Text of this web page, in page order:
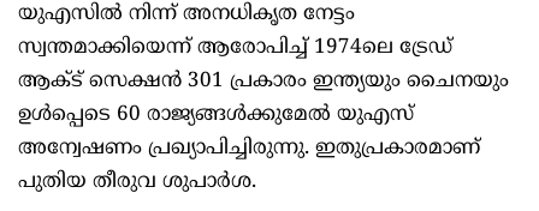
യുഎസിൽ‌ നിന്ന് അനധികൃത നേട്ടം
സ്വന്തമാക്കിയെന്ന് ആരോപിച്ച് 1974ലെ ട്രേഡ്
ആക്ട് സെക്ഷൻ 301 പ്രകാരം ഇന്ത്യയും ചൈനയും
ഉൾപ്പെടെ 60 രാജ്യങ്ങൾക്കുമേൽ യുഎസ്
അന്വേഷണം പ്രഖ്യാപിച്ചിരുന്നു. ഇതുപ്രകാരമാണ്
പുതിയ തീരുവ ശുപാർശ.